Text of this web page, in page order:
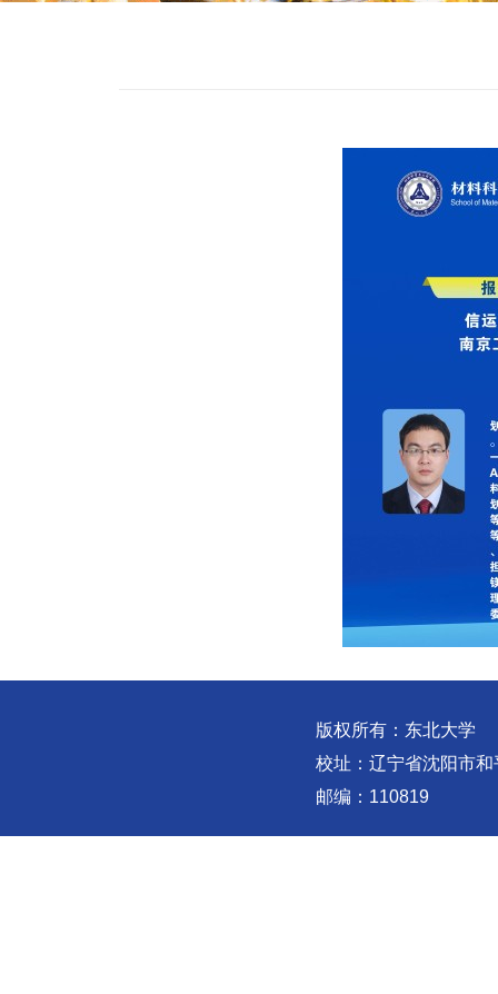
版权所有：东北大学
校址：辽宁省沈阳市
邮编：110819